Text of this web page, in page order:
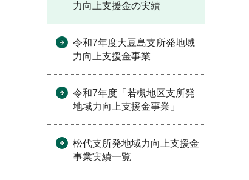
力向上支援金の実績
令和7年度大豆島支所発地域
力向上支援金事業
令和7年度「若槻地区支所発
地域力向上支援金事業」
松代支所発地域力向上支援金
事業実績一覧